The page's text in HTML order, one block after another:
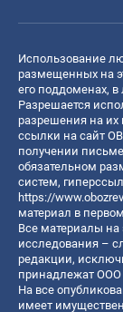
Использование
размещенных на
его поддоменах,
Разрешается
разрешения на их
ссылки на сайт
получении
обязательном
систем,
https://
материал в
Все материалы на
исследования –
редакции,
принадлежат ООО
На все
имеет